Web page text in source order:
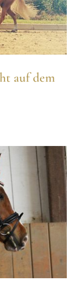
auf dem